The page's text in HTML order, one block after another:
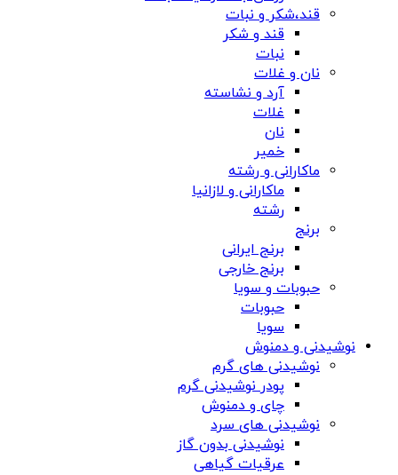
قند،شکر و نبات
قند و شکر
نبات
نان و غلات
آرد و نشاسته
غلات
نان
خمیر
ماکارانی و رشته
ماکارانی و لازانیا
رشته
برنج
برنج ایرانی
برنج خارجی
حبوبات و سویا
حبوبات
سویا
نوشیدنی و دمنوش
نوشیدنی های گرم
پودر نوشیدنی گرم
چای و دمنوش
نوشیدنی های سرد
نوشیدنی بدون گاز
عرقیات گیاهی